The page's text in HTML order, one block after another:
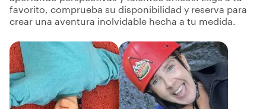
favorito, comprueba su disponibilidad y reserva para
crear una aventura inolvidable hecha a tu medida.